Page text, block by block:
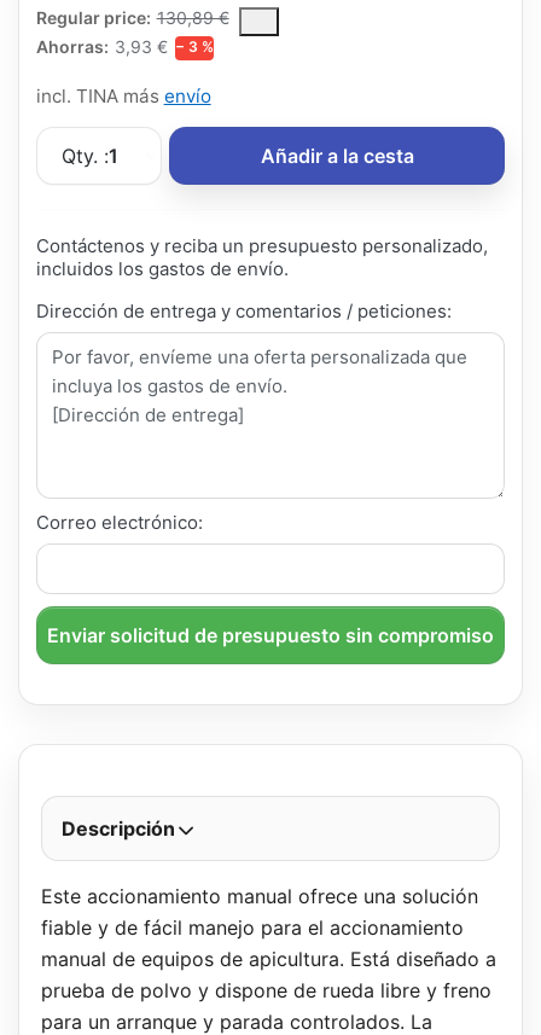
Regular price: 130,89 €
The Regular Price is the median selling price paid by
Ahorras: 3,93 € − 3 %
incl. TINA más envío
Qty. :1 Añadir a la cesta
Contáctenos y reciba un presupuesto personalizado,
incluidos los gastos de envío.
Dirección de entrega y comentarios / peticiones:
Correo electrónico:
Enviar solicitud de presupuesto sin compromiso
Descripción
Este accionamiento manual ofrece una solución
fiable y de fácil manejo para el accionamiento
manual de equipos de apicultura. Está diseñado a
prueba de polvo y dispone de rueda libre y freno
para un arranque y parada controlados. La